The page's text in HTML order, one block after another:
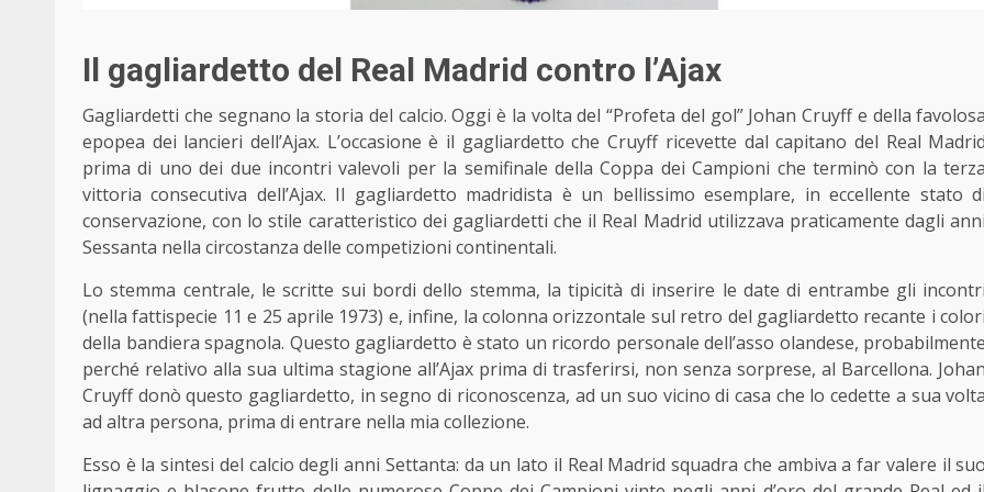
Il gagliardetto del Real Madrid contro l’Ajax
Gagliardetti che segnano la storia del calcio. Oggi è la volta del “Profeta del gol” Johan Cruyff e della favolosa
epopea dei lancieri dell’Ajax. L’occasione è il gagliardetto che Cruyff ricevette dal capitano del Real Madrid
prima di uno dei due incontri valevoli per la semifinale della Coppa dei Campioni che terminò con la terza
vittoria consecutiva dell’Ajax. Il gagliardetto madridista è un bellissimo esemplare, in eccellente stato di
conservazione, con lo stile caratteristico dei gagliardetti che il Real Madrid utilizzava praticamente dagli anni
Sessanta nella circostanza delle competizioni continentali.
Lo stemma centrale, le scritte sui bordi dello stemma, la tipicità di inserire le date di entrambe gli incontri
(nella fattispecie 11 e 25 aprile 1973) e, infine, la colonna orizzontale sul retro del gagliardetto recante i colori
della bandiera spagnola. Questo gagliardetto è stato un ricordo personale dell’asso olandese, probabilmente
perché relativo alla sua ultima stagione all’Ajax prima di trasferirsi, non senza sorprese, al Barcellona. Johan
Cruyff donò questo gagliardetto, in segno di riconoscenza, ad un suo vicino di casa che lo cedette a sua volta
ad altra persona, prima di entrare nella mia collezione.
Esso è la sintesi del calcio degli anni Settanta: da un lato il Real Madrid squadra che ambiva a far valere il suo